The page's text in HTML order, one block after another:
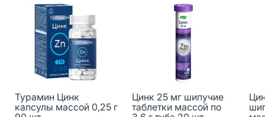
Турамин Цинк
капсулы массой 0,25 г
Цинк 25 мг шипучие
таблетки массой по